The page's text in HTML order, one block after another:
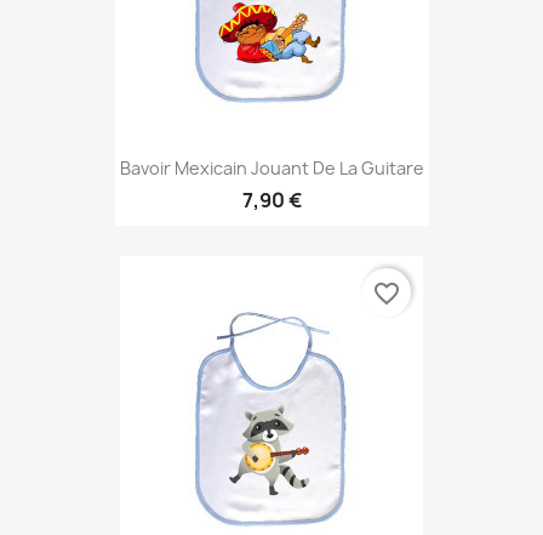
Bavoir Mexicain Jouant De La Guitare
7,90 €
favorite_border